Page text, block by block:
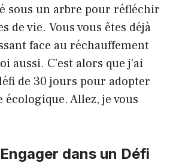
sous un arbre pour réfléchir
de vie. Vous vous êtes déjà
face au réchauffement
aussi. C’est alors que j’ai
de 30 jours pour adopter
écologique. Allez, je vous
dans un Défi